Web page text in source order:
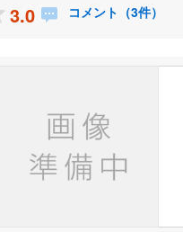
3.0 コメント（3件）